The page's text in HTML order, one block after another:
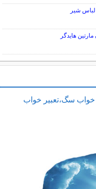
لباس شیر
هایدگر
خواب سگ،تعبیر خواب